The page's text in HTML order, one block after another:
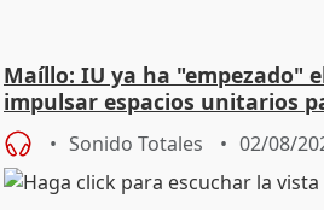
Maíllo: IU ya ha "empezado"
impulsar espacios unitarios
Sonido Totales 02/08/